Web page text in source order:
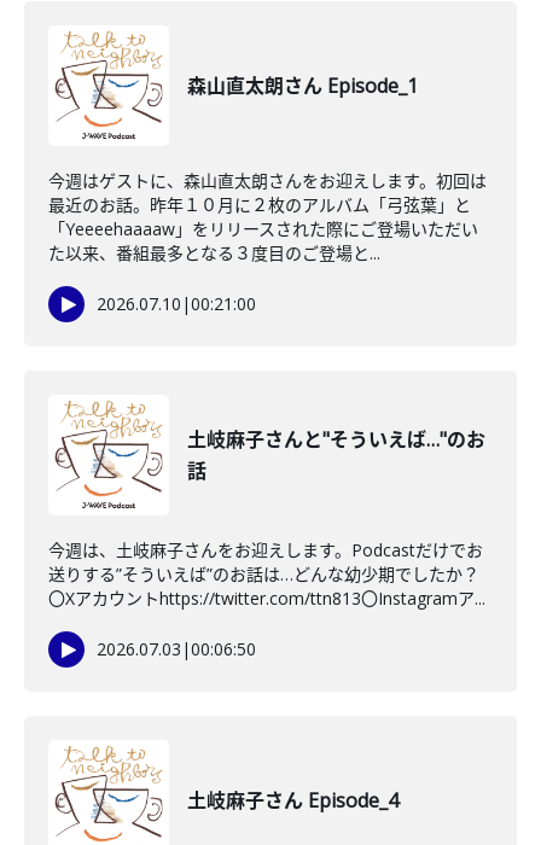
森山直太朗さん Episode_1
今週はゲストに、森山直太朗さんをお迎えします。初回は
最近のお話。昨年１０月に２枚のアルバム「弓弦葉」と
「Yeeeehaaaaw」をリリースされた際にご登場いただい
た以来、番組最多となる３度目のご登場と...
2026.07.10 |00:21:00
土岐麻子さんと"そういえば…"のお
話
今週は、土岐麻子さんをお迎えします。Podcastだけでお
送りする”そういえば”のお話は…どんな幼少期でしたか？
〇Xアカウントhttps://twitter.com/ttn813〇Instagramア...
2026.07.03 |00:06:50
土岐麻子さん Episode_4